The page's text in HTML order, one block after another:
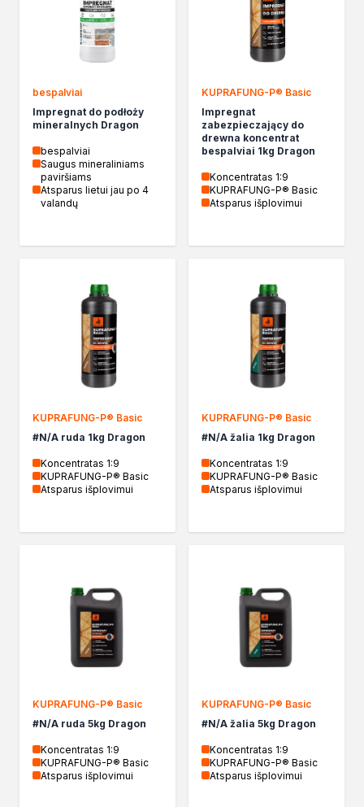
bespalviai
Impregnat do podłoży
mineralnych Dragon
bespalviai
Saugus mineraliniams
paviršiams
Atsparus lietui jau po 4
valandų
KUPRAFUNG-P® Basic
Impregnat
zabezpieczający do
drewna koncentrat
bespalviai 1kg Dragon
Koncentratas 1:9
KUPRAFUNG-P® Basic
Atsparus išplovimui
KUPRAFUNG-P® Basic
#N/A ruda 1kg Dragon
Koncentratas 1:9
KUPRAFUNG-P® Basic
Atsparus išplovimui
KUPRAFUNG-P® Basic
#N/A žalia 1kg Dragon
Koncentratas 1:9
KUPRAFUNG-P® Basic
Atsparus išplovimui
KUPRAFUNG-P® Basic
#N/A ruda 5kg Dragon
Koncentratas 1:9
KUPRAFUNG-P® Basic
Atsparus išplovimui
KUPRAFUNG-P® Basic
#N/A žalia 5kg Dragon
Koncentratas 1:9
KUPRAFUNG-P® Basic
Atsparus išplovimui